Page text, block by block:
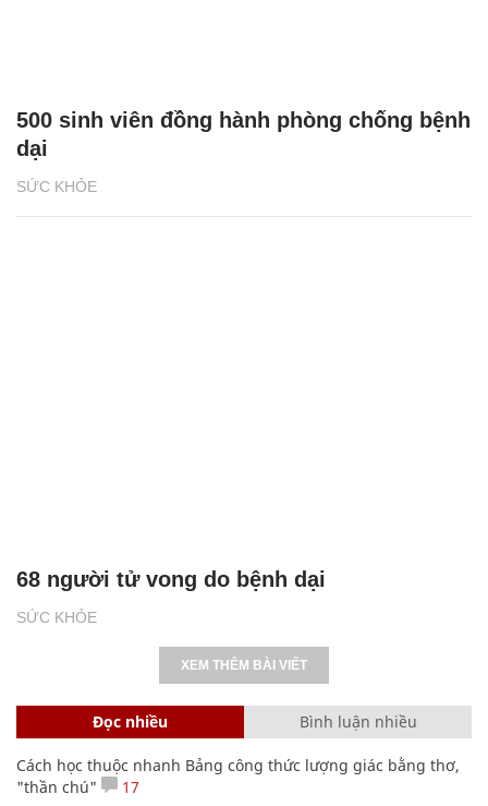
SỨC KHỎE
500 sinh viên đồng hành phòng chống bệnh
dại
SỨC KHỎE
68 người tử vong do bệnh dại
XEM THÊM BÀI VIẾT
Đọc nhiều Bình luận nhiều
Cách học thuộc nhanh Bảng công thức lượng giác bằng thơ,
"thần chú"
17